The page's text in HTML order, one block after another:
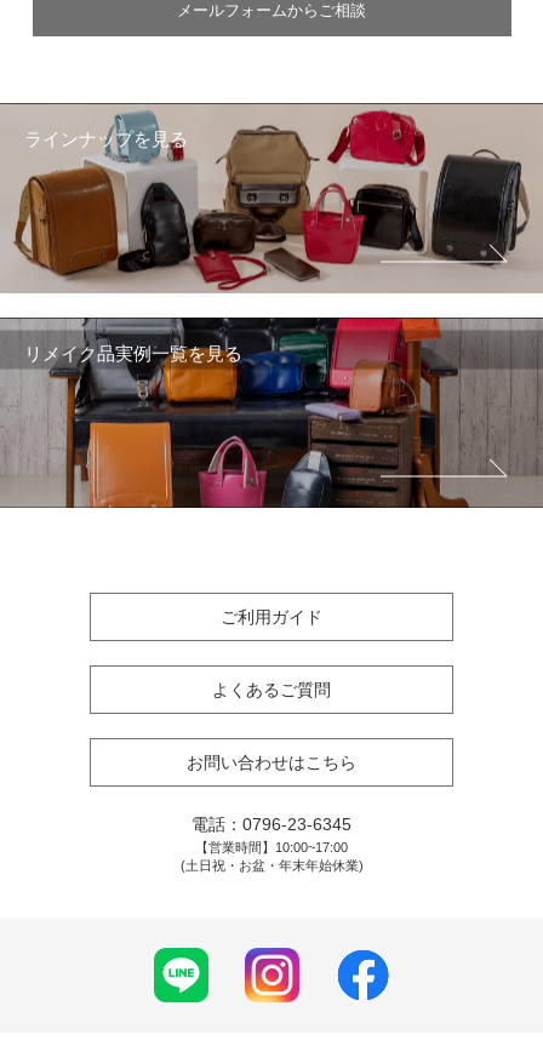
メールフォームからご相談
ラインナップを見る
リメイク品実例一覧を見る
ご利用ガイド
よくあるご質問
お問い合わせはこちら
電話： 0796-23-6345
【営業時間】10:00~17:00
(土日祝・お盆・年末年始休業)